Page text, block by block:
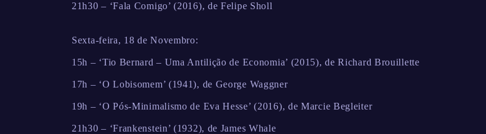
21h30 – ‘Fala Comigo’ (2016), de Felipe Sholl
Sexta-feira, 18 de Novembro:
15h – ‘Tio Bernard – Uma Antilição de Economia’ (2015), de Richard Brouillette
17h – ‘O Lobisomem’ (1941), de George Waggner
19h – ‘O Pós-Minimalismo de Eva Hesse’ (2016), de Marcie Begleiter
21h30 – ‘Frankenstein’ (1932), de James Whale